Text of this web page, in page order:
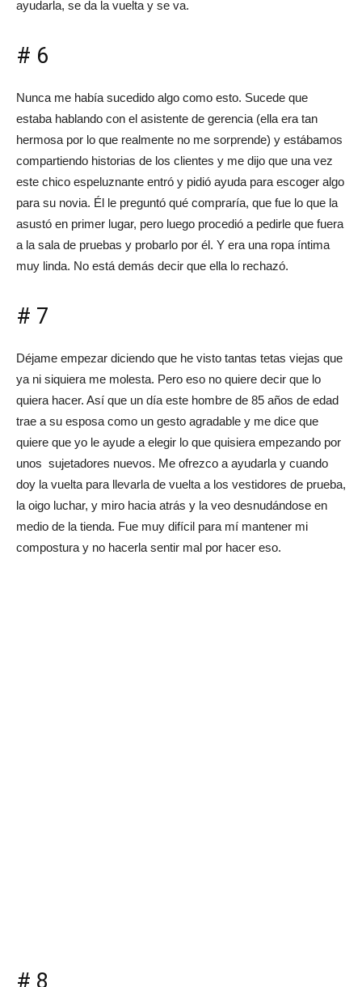
ayudarla, se da la vuelta y se va.
# 6
Nunca me había sucedido algo como esto. Sucede que
estaba hablando con el asistente de gerencia (ella era tan
hermosa por lo que realmente no me sorprende) y estábamos
compartiendo historias de los clientes y me dijo que una vez
este chico espeluznante entró y pidió ayuda para escoger algo
para su novia. Él le preguntó qué compraría, que fue lo que la
asustó en primer lugar, pero luego procedió a pedirle que fuera
a la sala de pruebas y probarlo por él. Y era una ropa íntima
muy linda. No está demás decir que ella lo rechazó.
# 7
Déjame empezar diciendo que he visto tantas tetas viejas que
ya ni siquiera me molesta. Pero eso no quiere decir que lo
quiera hacer. Así que un día este hombre de 85 años de edad
trae a su esposa como un gesto agradable y me dice que
quiere que yo le ayude a elegir lo que quisiera empezando por
unos sujetadores nuevos. Me ofrezco a ayudarla y cuando
doy la vuelta para llevarla de vuelta a los vestidores de prueba,
la oigo luchar, y miro hacia atrás y la veo desnudándose en
medio de la tienda. Fue muy difícil para mí mantener mi
compostura y no hacerla sentir mal por hacer eso.
# 8